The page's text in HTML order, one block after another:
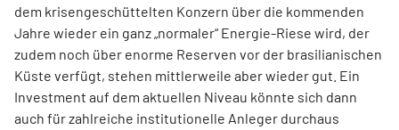
dem krisengeschüttelten Konzern über die kommenden
Jahre wieder ein ganz „normaler“ Energie-Riese wird, der
zudem noch über enorme Reserven vor der brasilianischen
Küste verfügt, stehen mittlerweile aber wieder gut. Ein
Investment auf dem aktuellen Niveau könnte sich dann
auch für zahlreiche institutionelle Anleger durchaus